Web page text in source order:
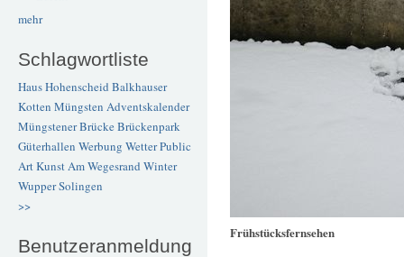
mehr
Schlagwortliste
Haus Hohenscheid Balkhauser
Kotten Müngsten Adventskalender
Müngstener BrückeBrückenpark
Güterhallen Werbung WetterPublic
ArtKunstAm Wegesrand Winter
WupperSolingen
>>
Benutzeranmeldung
Frühstücksfernsehen